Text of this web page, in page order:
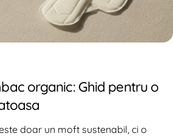
organic: Ghid pentru o
doar un moft sustenabil, ci o